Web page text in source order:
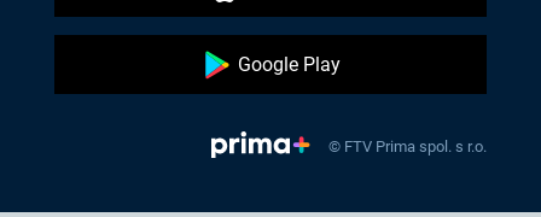
Google Play
© FTV Prima spol. s r.o.